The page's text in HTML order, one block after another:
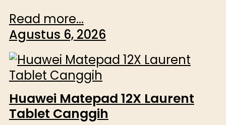
Read more...
Agustus 6, 2026
Huawei Matepad 12X Laurent
Tablet Canggih